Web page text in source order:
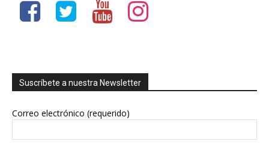
Suscríbete a nuestra Newsletter
Correo electrónico (requerido)